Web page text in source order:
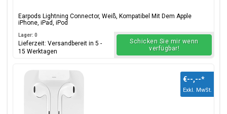
Earpods Lightning Connector, Weiß, Kompatibel Mit Dem Apple
iPhone, iPad, iPod
Lager: 0
Lieferzeit: Versandbereit in 5 -
15 Werktagen
Schicken Sie mir wenn
verfügbar!
€--,--*
Exkl. MwSt.